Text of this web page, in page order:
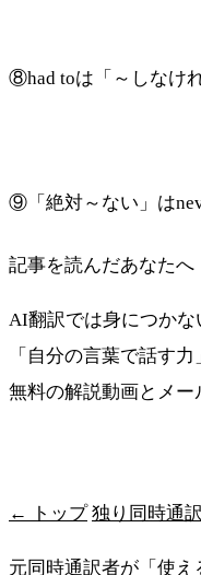
⑧had toは「～しなけ
⑨「絶対～ない」は
記事を読んだあなたへ
AI翻訳では身につかな
「自分の言葉で話す力
無料の解説動画とメ
← トップ 独り同時通
元同時通訳者が「使